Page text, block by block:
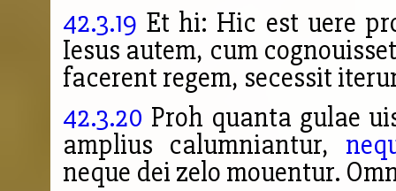
42.3.19 Et hi: Hic est uere
Iesus autem, cum
facerent regem, secessit
42.3.20 Proh quanta gulae
amplius calumniantur,
neque dei zelo mouentur.